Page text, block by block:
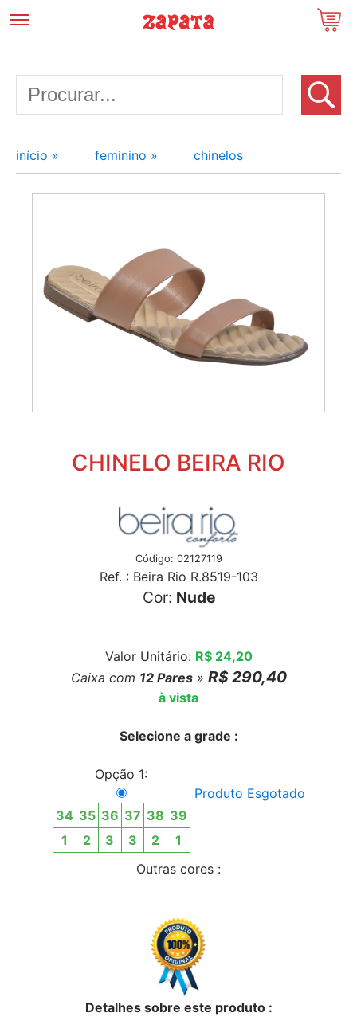
início » feminino » chinelos
CHINELO BEIRA RIO
Código: 02127119
Ref. : Beira Rio R.8519-103
Cor: Nude
Valor Unitário: R$ 24,20
Caixa com 12Pares» R$ 290,40
à vista
Selecione a grade :
Opção 1:
34 35 36 37 38 39
1
2 3 3 2 1
Produto Esgotado
Outras cores :
Detalhes sobre este produto :